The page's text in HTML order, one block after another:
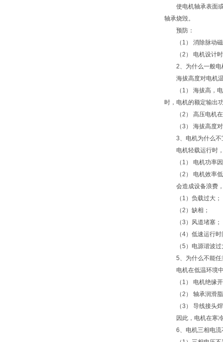
使电机轴承表面或
轴承烧毁。
预防：
（1） 消除脉动磁
（2） 电机设计时
2、为什么一般电
海拔高度对电机温
（1） 海拔高，电
时，电机的额定输出
（2） 高压电机在
（3） 海拔高度对
3、电机为什么不
电机轻载运行时，
（1） 电机功率因
（2） 电机效率
会造成设备浪费，
（1）负载过大；
（2）缺相；
（3）风道堵塞；
（4）低速运行时
（5）电源谐波过
5、为什么不能任
电机在低温环境中
（1） 电机绝缘开
（2） 轴承润滑脂
（3） 导线接头焊
因此，电机在寒冷
6、电机三相电流